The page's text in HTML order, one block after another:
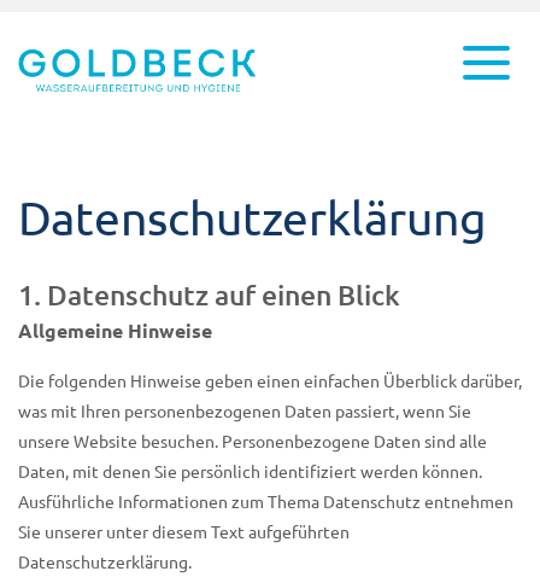
Datenschutzerklärung
1. Datenschutz auf einen Blick
Allgemeine Hinweise
Die folgenden Hinweise geben einen einfachen Überblick darüber,
was mit Ihren personenbezogenen Daten passiert, wenn Sie
unsere Website besuchen. Personenbezogene Daten sind alle
Daten, mit denen Sie persönlich identifiziert werden können.
Ausführliche Informationen zum Thema Datenschutz entnehmen
Sie unserer unter diesem Text aufgeführten
Datenschutzerklärung.